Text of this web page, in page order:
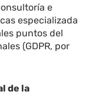
e
especializada
puntos del
(GDPR, por
de la